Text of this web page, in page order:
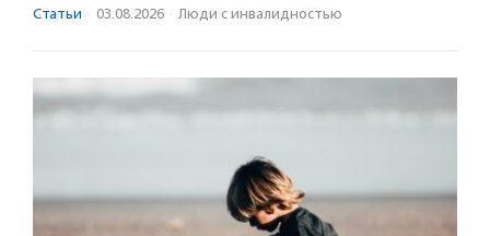
Статьи · 03.08.2026 · Люди с инвалидностью